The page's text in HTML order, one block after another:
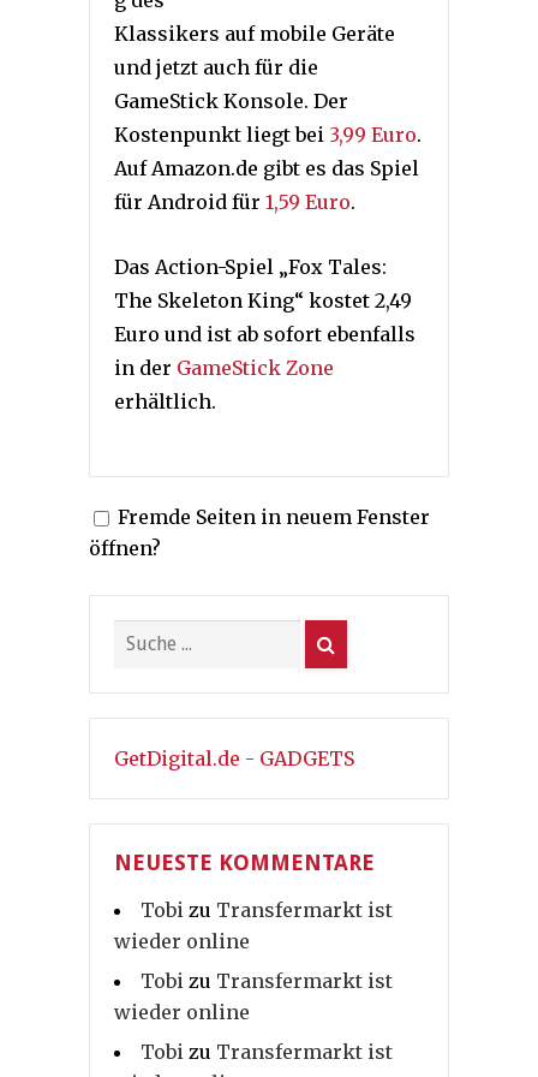
Klassikers auf mobile Geräte
und jetzt auch für die
GameStick Konsole. Der
Kostenpunkt liegt bei 3,99 Euro.
Auf Amazon.de gibt es das Spiel
für Android für 1,59 Euro.
Das Action-Spiel „Fox Tales:
The Skeleton King“ kostet 2,49
Euro und ist ab sofort ebenfalls
in der GameStick Zone
erhältlich.
Fremde Seiten in neuem Fenster
öffnen?
GetDigital.de - GADGETS
NEUESTE KOMMENTARE
Tobi zu Transfermarkt ist
wieder online
Tobi zu Transfermarkt ist
wieder online
Tobi zu Transfermarkt ist